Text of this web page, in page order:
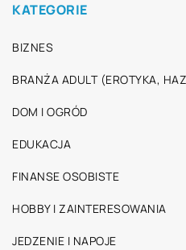
KATEGORIE
BIZNES
BRANŻA ADULT (EROTYKA,
DOM I OGRÓD
EDUKACJA
FINANSE OSOBISTE
HOBBY I ZAINTERESOWANIA
JEDZENIE I NAPOJE